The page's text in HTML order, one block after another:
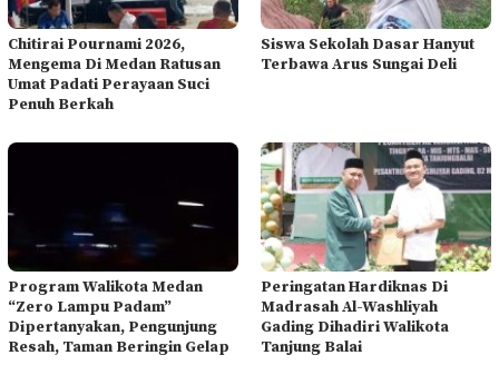
Chitirai Pournami 2026,
Mengema Di Medan Ratusan
Umat Padati Perayaan Suci
Penuh Berkah
Siswa Sekolah Dasar Hanyut
Terbawa Arus Sungai Deli
Program Walikota Medan
“Zero Lampu Padam”
Dipertanyakan, Pengunjung
Resah, Taman Beringin Gelap
Peringatan Hardiknas Di
Madrasah Al-Washliyah
Gading Dihadiri Walikota
Tanjung Balai